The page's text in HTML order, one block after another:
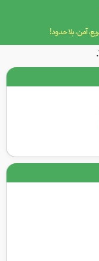
آمن، بلا حدود!